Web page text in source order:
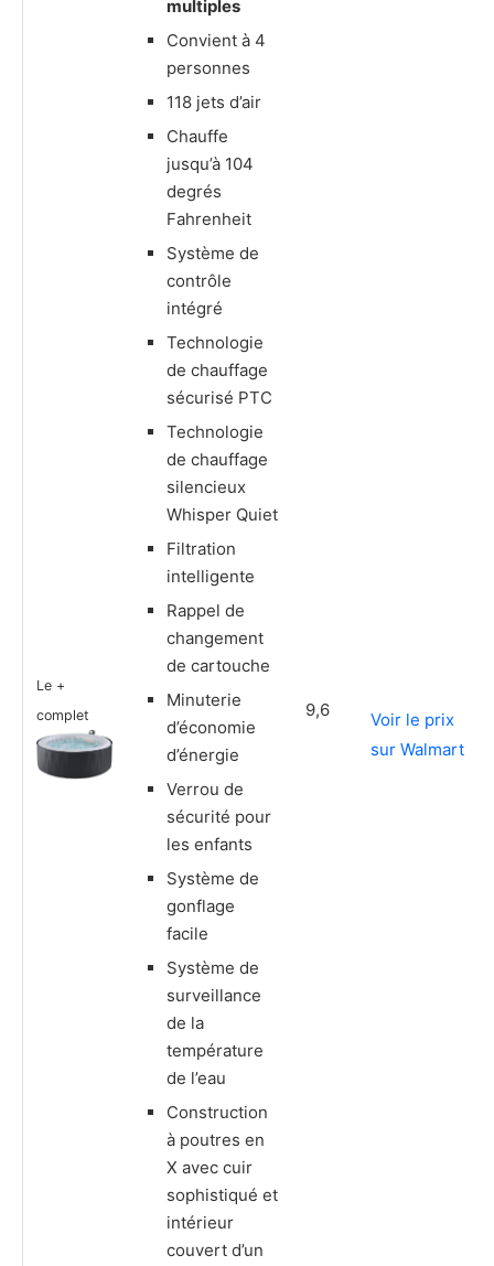
Le +
complet
multiples
Convient à 4
personnes
118 jets d’air
Chauffe
jusqu’à 104
degrés
Fahrenheit
Système de
contrôle
intégré
Technologie
de chauffage
sécurisé PTC
Technologie
de chauffage
silencieux
Whisper Quiet
Filtration
intelligente
Rappel de
changement
de cartouche
Minuterie
d’économie
d’énergie
Verrou de
sécurité pour
les enfants
Système de
gonflage
facile
Système de
surveillance
de la
température
de l’eau
Construction
à poutres en
X avec cuir
sophistiqué et
intérieur
couvert d’un
9,6
Voir le prix
sur Walmart